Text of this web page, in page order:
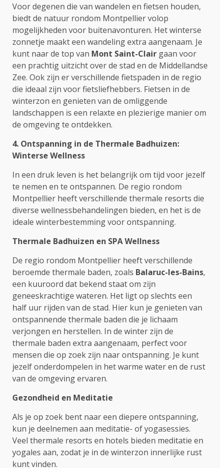
Voor degenen die van wandelen en fietsen houden,
biedt de natuur rondom Montpellier volop
mogelijkheden voor buitenavonturen. Het winterse
zonnetje maakt een wandeling extra aangenaam. Je
kunt naar de top van Mont Saint-Clair gaan voor
een prachtig uitzicht over de stad en de Middellandse
Zee. Ook zijn er verschillende fietspaden in de regio
die ideaal zijn voor fietsliefhebbers. Fietsen in de
winterzon en genieten van de omliggende
landschappen is een relaxte en plezierige manier om
de omgeving te ontdekken.
4. Ontspanning in de Thermale Badhuizen:
Winterse Wellness
In een druk leven is het belangrijk om tijd voor jezelf
te nemen en te ontspannen. De regio rondom
Montpellier heeft verschillende thermale resorts die
diverse wellnessbehandelingen bieden, en het is de
ideale winterbestemming voor ontspanning.
Thermale Badhuizen en SPA Wellness
De regio rondom Montpellier heeft verschillende
beroemde thermale baden, zoals Balaruc-les-Bains,
een kuuroord dat bekend staat om zijn
geneeskrachtige wateren. Het ligt op slechts een
half uur rijden van de stad. Hier kun je genieten van
ontspannende thermale baden die je lichaam
verjongen en herstellen. In de winter zijn de
thermale baden extra aangenaam, perfect voor
mensen die op zoek zijn naar ontspanning. Je kunt
jezelf onderdompelen in het warme water en de rust
van de omgeving ervaren.
Gezondheid en Meditatie
Als je op zoek bent naar een diepere ontspanning,
kun je deelnemen aan meditatie- of yogasessies.
Veel thermale resorts en hotels bieden meditatie en
yogales aan, zodat je in de winterzon innerlijke rust
kunt vinden.